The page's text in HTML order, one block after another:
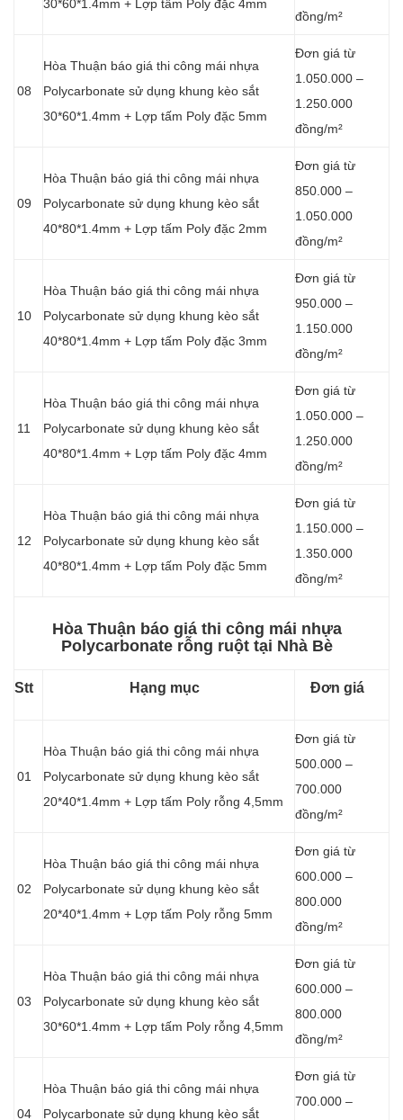
30*60*1.4mm + Lợp tấm Poly đặc 4mm
đồng/m²
08
Hòa Thuận báo giá thi công mái nhựa
Polycarbonate sử dụng khung kèo sắt
30*60*1.4mm + Lợp tấm Poly đặc 5mm
Đơn giá từ
1.050.000 –
1.250.000
đồng/m²
09
Hòa Thuận báo giá thi công mái nhựa
Polycarbonate sử dụng khung kèo sắt
40*80*1.4mm + Lợp tấm Poly đặc 2mm
Đơn giá từ
850.000 –
1.050.000
đồng/m²
10
Hòa Thuận báo giá thi công mái nhựa
Polycarbonate sử dụng khung kèo sắt
40*80*1.4mm + Lợp tấm Poly đặc 3mm
Đơn giá từ
950.000 –
1.150.000
đồng/m²
11
Hòa Thuận báo giá thi công mái nhựa
Polycarbonate sử dụng khung kèo sắt
40*80*1.4mm + Lợp tấm Poly đặc 4mm
Đơn giá từ
1.050.000 –
1.250.000
đồng/m²
12
Hòa Thuận báo giá thi công mái nhựa
Polycarbonate sử dụng khung kèo sắt
40*80*1.4mm + Lợp tấm Poly đặc 5mm
Đơn giá từ
1.150.000 –
1.350.000
đồng/m²
Hòa Thuận báo giá thi công mái nhựa
Polycarbonate rỗng ruột tại Nhà Bè
Stt Hạng mục Đơn giá
01
Hòa Thuận báo giá thi công mái nhựa
Polycarbonate sử dụng khung kèo sắt
20*40*1.4mm + Lợp tấm Poly rỗng 4,5mm
Đơn giá từ
500.000 –
700.000
đồng/m²
02
Hòa Thuận báo giá thi công mái nhựa
Polycarbonate sử dụng khung kèo sắt
20*40*1.4mm + Lợp tấm Poly rỗng 5mm
Đơn giá từ
600.000 –
800.000
đồng/m²
03
Hòa Thuận báo giá thi công mái nhựa
Polycarbonate sử dụng khung kèo sắt
30*60*1.4mm + Lợp tấm Poly rỗng 4,5mm
Đơn giá từ
600.000 –
800.000
đồng/m²
04
Hòa Thuận báo giá thi công mái nhựa
Polycarbonate sử dụng khung kèo sắt
Đơn giá từ
700.000 –